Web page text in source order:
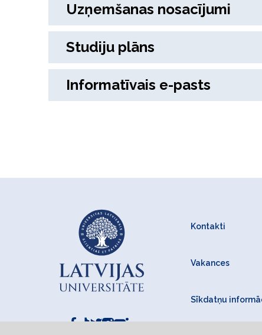
Uzņemšanas nosacījumi
Studiju plāns
Informatīvais e-pasts
Kontakti
Vakances
Sīkdatņu